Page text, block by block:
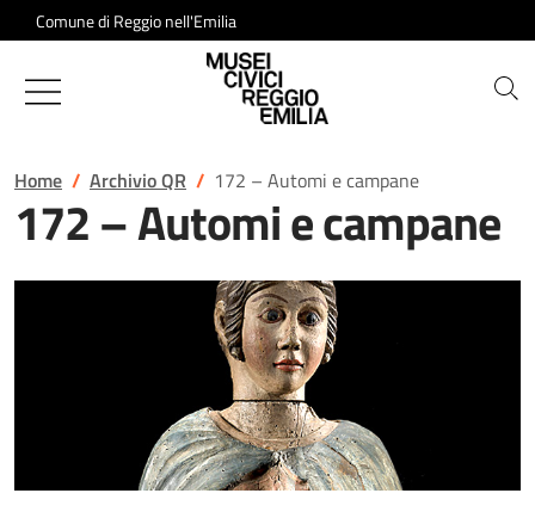
Salta al contenuto
Comune di Reggio nell'Emilia
Musei Civici di Reggio Emilia
Home Archivio QR 172 – Automi e campane
172 – Automi e campane